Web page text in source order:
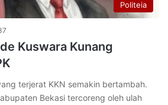
Politeia
Kuswara Kunang
terjerat KKN semakin bertambah.
Bekasi tercoreng oleh ulah